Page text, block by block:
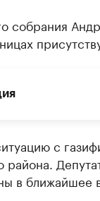
собрания
с
в ближайшее